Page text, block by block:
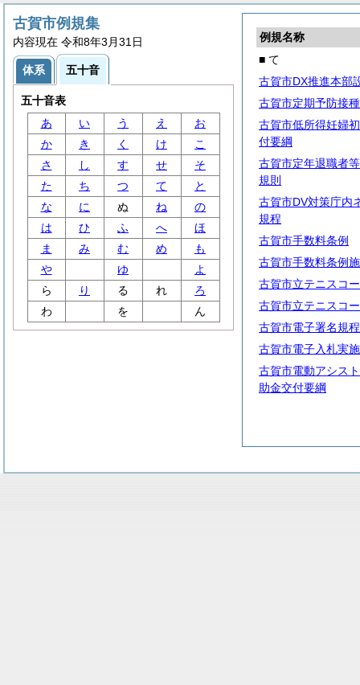
例規名称
■ て
古賀市DX推進本部
古賀市定期予防接
古賀市低所得妊婦
付要綱
古賀市定年退職者
規則
古賀市DV対策庁内
規程
古賀市手数料条例
古賀市手数料条例
古賀市立テニスコ
古賀市立テニスコ
古賀市電子署名規程
古賀市電子入札実
古賀市電動アシス
助金交付要綱
古賀市例規集
内容現在 令和8年3月31日
体系 五十音
五十音表
あ
い う え
お
か
き く け
こ
さ
し す せ
そ
た
ち つ て
と
な
に ぬ ね
の
は
ひ ふ へ
ほ
ま
み む め
も
や
ゆ
よ
ら
り る れ
ろ
わ
を ん